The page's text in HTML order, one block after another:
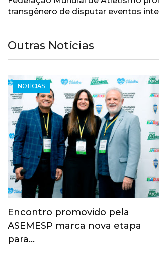
transgênero de disputar eventos
Outras Notícias
NOTÍCIAS
Encontro promovido pela
ASEMESP marca nova etapa
para…